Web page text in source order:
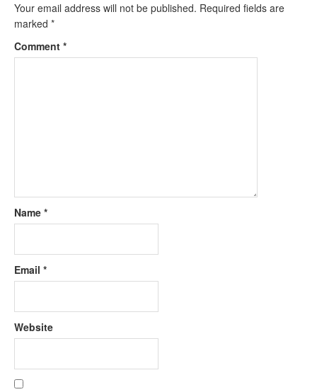
Your email address will not be published. Required fields are
marked *
Comment *
Name *
Email *
Website